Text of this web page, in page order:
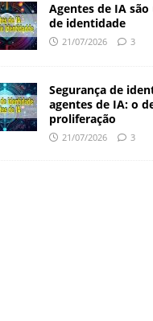
Agentes de IA
de identidade
21/07/2026 3
Segurança de
agentes de IA: o
proliferação
21/07/2026 3